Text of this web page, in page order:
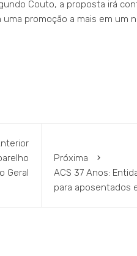
Couto, a proposta irá
promoção a mais em um
Geral
Próxima
ACS 37 Anos:
para aposentados